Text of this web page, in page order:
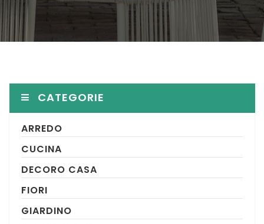
CATEGORIE
ARREDO
CUCINA
DECORO CASA
FIORI
GIARDINO